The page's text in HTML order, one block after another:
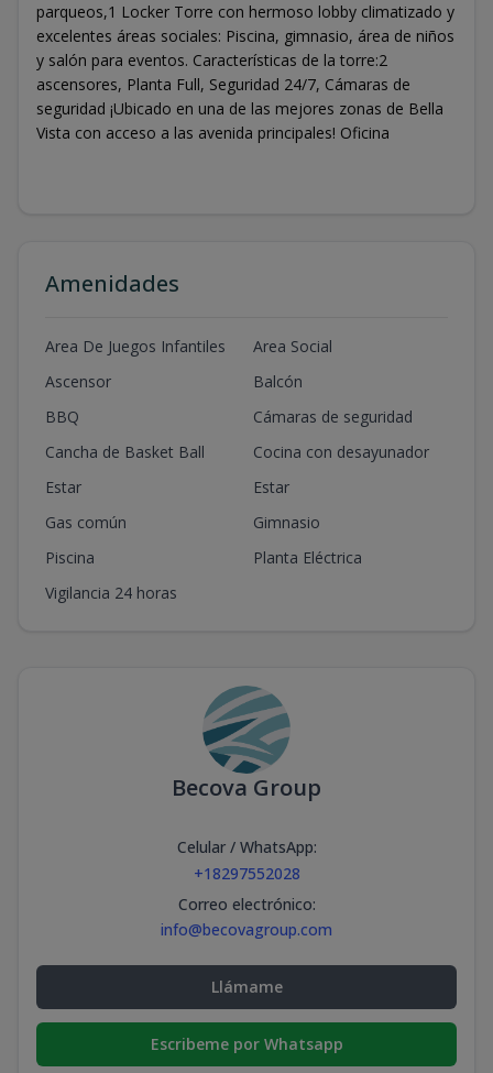
parqueos,1 Locker Torre con hermoso lobby climatizado y
excelentes áreas sociales: Piscina, gimnasio, área de niños
y salón para eventos. Características de la torre:2
ascensores, Planta Full, Seguridad 24/7, Cámaras de
seguridad ¡Ubicado en una de las mejores zonas de Bella
Vista con acceso a las avenida principales! Oficina
Amenidades
Area De Juegos Infantiles
Area Social
Ascensor
Balcón
BBQ
Cámaras de seguridad
Cancha de Basket Ball
Cocina con desayunador
Estar
Estar
Gas común
Gimnasio
Piscina
Planta Eléctrica
Vigilancia 24 horas
Becova Group
Celular / WhatsApp:
+18297552028
Correo electrónico:
info@becovagroup.com
Llámame
Escribeme por Whatsapp